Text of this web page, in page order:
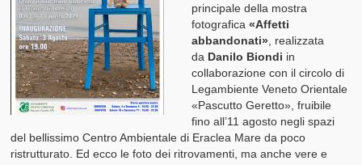
principale della mostra
fotografica«Affetti
abbandonati» , realizzata
da Danilo Biondi in
collaborazione con il circolo di
Legambiente Veneto Orientale
«Pascutto Geretto», fruibile
fino all’11 agosto negli spazi
del bellissimo Centro Ambientale di Eraclea Mare da poco
ristrutturato. Ed ecco le foto dei ritrovamenti, ma anche vere e